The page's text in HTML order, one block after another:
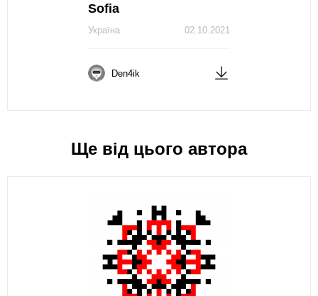
Sofia
02.10.2021
Україна
Den4ik
Ще від цього автора